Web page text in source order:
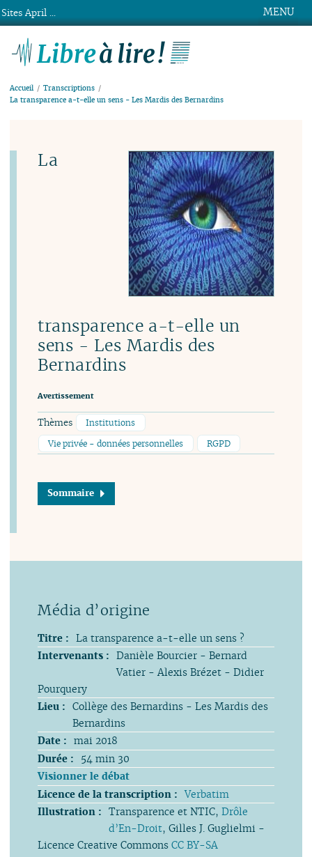
MENU
Accueil
Transcriptions
La transparence a-t-elle un sens - Les Mardis des Bernardins
La
transparence a-t-elle un
sens - Les Mardis des
Bernardins
Avertissement
Thèmes
Institutions
Vie privée - données personnelles
RGPD
Sommaire
Titre : La transparence a-t-elle un sens ?
Intervenants : Danièle Bourcier - Bernard
Vatier - Alexis Brézet - Didier
Pourquery
Lieu : Collège des Bernardins - Les Mardis des
Bernardins
Date : mai 2018
Durée :
54 min 30
Visionner le débat
Licence de la transcription : Verbatim
Illustration : Transparence et NTIC,Drôle
d’En-Droit, Gilles J. Guglielmi -
Licence Creative CommonsCC BY-SA
Sites April ...